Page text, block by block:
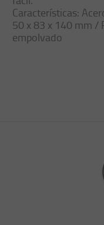
Características:
50 x 83 x 140 mm /
empolvado